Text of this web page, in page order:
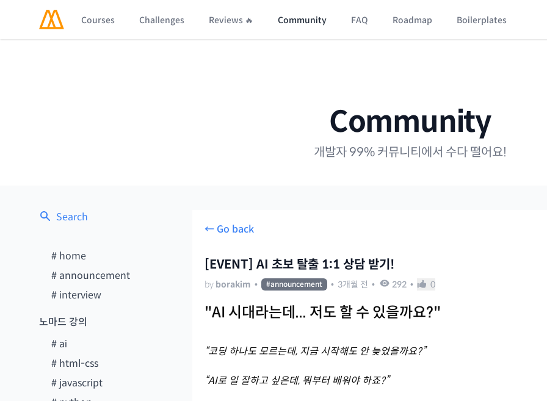
Courses Challenges Reviews 🔥 Community FAQ Roadmap Boilerplates
Community
개발자 99% 커뮤니티에서 수다 떨어요!
Search
# home
# announcement
# interview
노마드 강의
# ai
# html-css
# javascript
← Go back
[EVENT] AI 초보 탈출 1:1 상담 받기!
by borakim • #announcement • 3개월 전 • 292 • 0
"AI 시대라는데... 저도 할 수 있을까요?"
“코딩 하나도 모르는데, 지금 시작해도 안 늦었을까요?”
“AI로 일 잘하고 싶은데, 뭐부터 배워야 하죠?”